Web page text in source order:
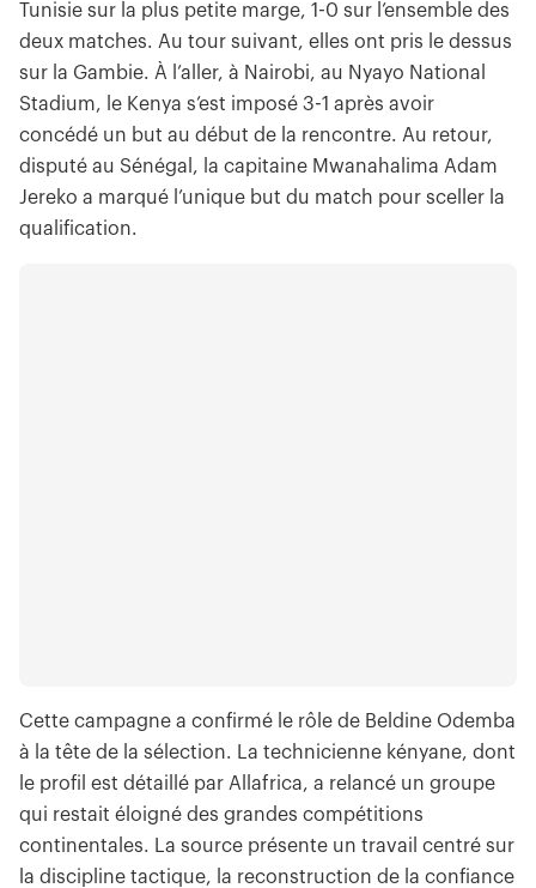
Tunisie sur la plus petite marge, 1-0 sur l’ensemble des
deux matches. Au tour suivant, elles ont pris le dessus
sur la Gambie. À l’aller, à Nairobi, au Nyayo National
Stadium, le Kenya s’est imposé 3-1 après avoir
concédé un but au début de la rencontre. Au retour,
disputé au Sénégal, la capitaine Mwanahalima Adam
Jereko a marqué l’unique but du match pour sceller la
qualification.
Cette campagne a confirmé le rôle de Beldine Odemba
à la tête de la sélection. La technicienne kényane, dont
le profil est détaillé par Allafrica, a relancé un groupe
qui restait éloigné des grandes compétitions
continentales. La source présente un travail centré sur
la discipline tactique, la reconstruction de la confiance